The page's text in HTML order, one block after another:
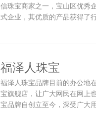
信珠宝商家之一，宝山区优秀
式企业，其优质的产品获得了
福泽人珠宝
福泽人珠宝品牌目前的办公地
宝旗舰店，让广大网民在网上
宝品牌自创立至今，深受广大